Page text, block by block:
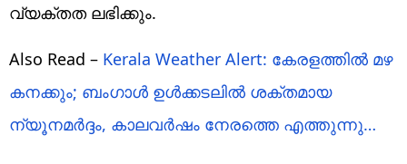
വ്യക്തത ലഭിക്കും.
Also Read – Kerala Weather Alert: കേരളത്തിൽ മഴ
കനക്കും; ബംഗാൾ ഉൾക്കടലിൽ ശക്തമായ
ന്യൂനമർദ്ദം, കാലവർഷം നേരത്തെ എത്തുന്നു…